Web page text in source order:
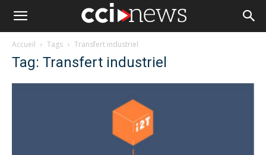
Accueil Tags Transfert industriel
Tag: Transfert industriel